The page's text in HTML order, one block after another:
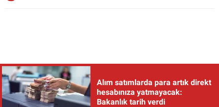
Alım satımlarda para artık direkt
hesabınıza yatmayacak:
Bakanlık tarih verdi